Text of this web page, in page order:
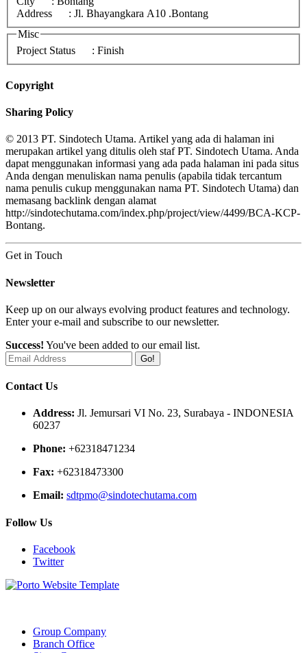
Address
: Jl. Bhayangkara A10 .Bontang
Misc
Project Status
: Finish
Copyright
Sharing Policy
© 2013 PT. Sindotech Utama. Artikel yang ada di halaman ini
merupakan artikel yang ditulis oleh staf PT. Sindotech Utama. Anda
dapat menggunakan informasi yang ada pada halaman ini pada situs
Anda dengan menuliskan nama penulis (apabila tidak tercantum
nama penulis cukup menggunakan nama PT. Sindotech Utama) dan
memasang backlink dengan alamat
http://sindotechutama.com/index.php/project/view/4499/BCA-KCP-
Bontang.
Get in Touch
Newsletter
Keep up on our always evolving product features and technology.
Enter your e-mail and subscribe to our newsletter.
Success! You've been added to our email list.
Go!
Contact Us
Address: Jl. Jemursari VI No. 23, Surabaya - INDONESIA
60237
Phone: +62318471234
Fax: +62318473300
Email: sdtpmo@sindotechutama.com
Follow Us
Facebook
Twitter
Group Company
Branch Office